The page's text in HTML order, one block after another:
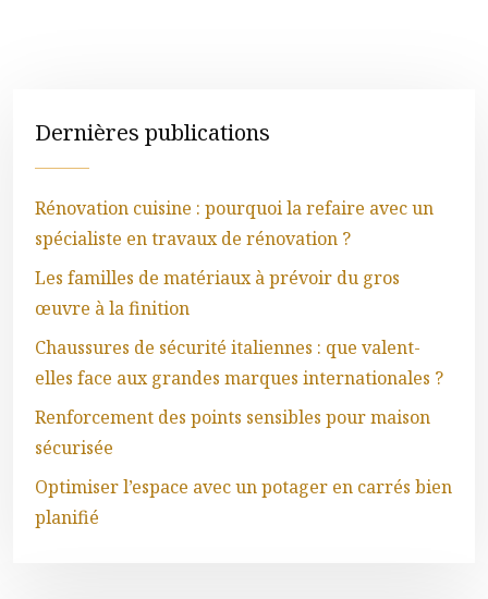
Dernières publications
Rénovation cuisine : pourquoi la refaire avec un
spécialiste en travaux de rénovation ?
Les familles de matériaux à prévoir du gros
œuvre à la finition
Chaussures de sécurité italiennes : que valent-
elles face aux grandes marques internationales ?
Renforcement des points sensibles pour maison
sécurisée
Optimiser l’espace avec un potager en carrés bien
planifié